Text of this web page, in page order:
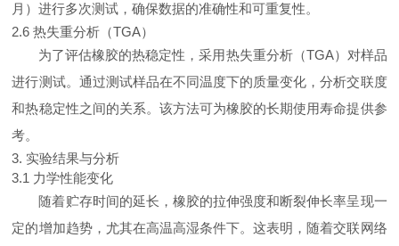
月）进行多次测试，确保数据的准确性和可重复性。
2.6 热失重分析（TGA）
为了评估橡胶的热稳定性，采用热失重分析（TGA）对样品
进行测试。通过测试样品在不同温度下的质量变化，分析交联度
和热稳定性之间的关系。该方法可为橡胶的长期使用寿命提供参
考。
3. 实验结果与分析
3.1 力学性能变化
随着贮存时间的延长，橡胶的拉伸强度和断裂伸长率呈现一
定的增加趋势，尤其在高温高湿条件下。这表明，随着交联网络